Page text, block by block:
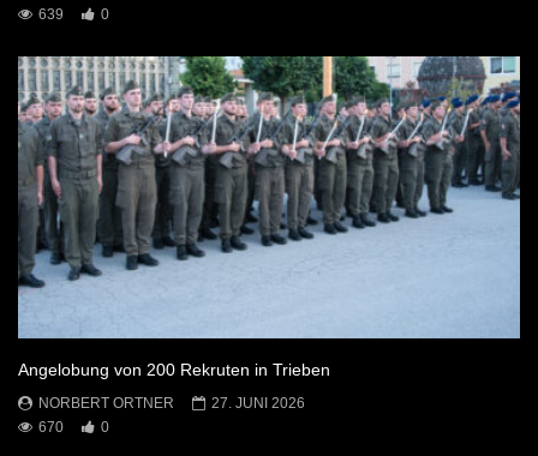
639
0
Angelobung von 200 Rekruten in Trieben
NORBERT ORTNER
27. JUNI 2026
670
0